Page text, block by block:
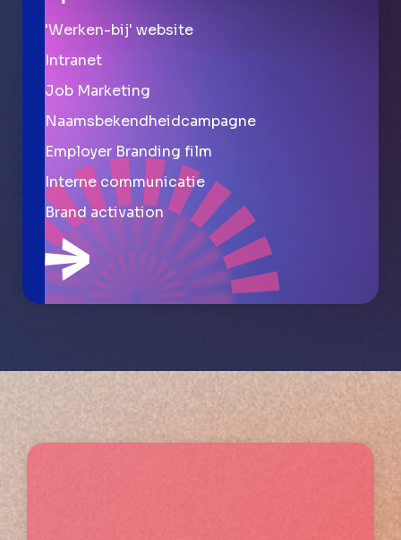
'Werken-bij' website
Intranet
Job Marketing
Naamsbekendheidcampagne
Employer Branding film
Interne communicatie
Brand activation